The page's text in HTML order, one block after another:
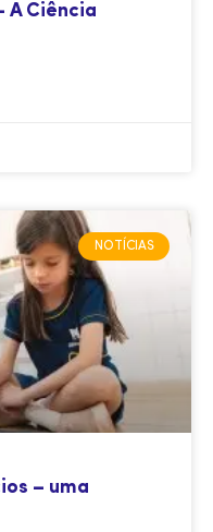
A Ciência
NOTÍCIAS
– uma